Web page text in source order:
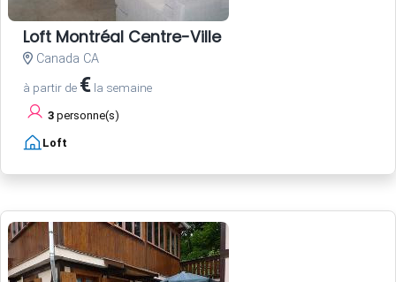
Loft Montréal Centre-Ville
Canada CA
à partir de € la semaine
3 personne(s)
Loft